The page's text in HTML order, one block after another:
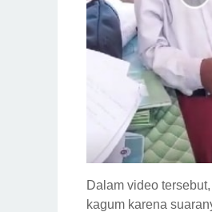
Dalam video
kagum karena